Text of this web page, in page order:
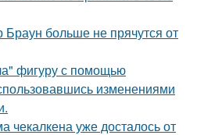
больше не прячутся от
фигуру с помощью
изменениями
чекалкена уже досталось от